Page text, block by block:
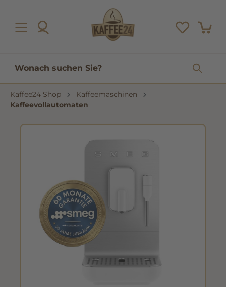
Kaffee24 Shop
Kaffeemaschinen
Kaffeevollautomaten